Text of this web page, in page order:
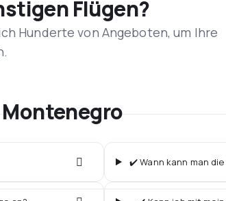
Flügen?
Hunderte von Angeboten, um Ihre
✔️ Wann kann man